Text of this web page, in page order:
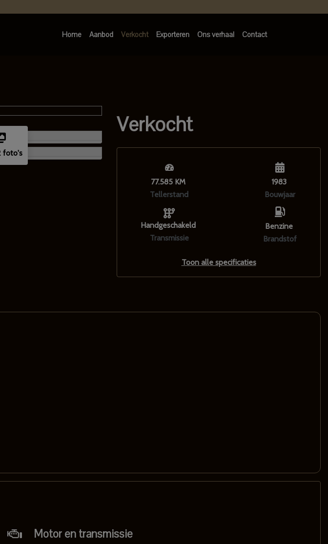
Home Aanbod Verkocht Exporteren Ons verhaal Contact
foto's
Verkocht
77.585 KM
Tellerstand
Handgeschakeld
Transmissie
1983
Bouwjaar
Benzine
Brandstof
Toon alle specificaties
Motor en transmissie